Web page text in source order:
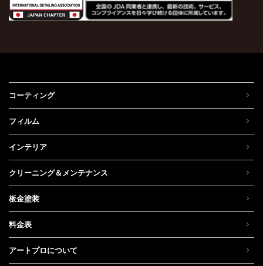
コーティング
フィルム
インテリア
クリーニング＆メンテナンス
板金塗装
料金表
アートプロについて